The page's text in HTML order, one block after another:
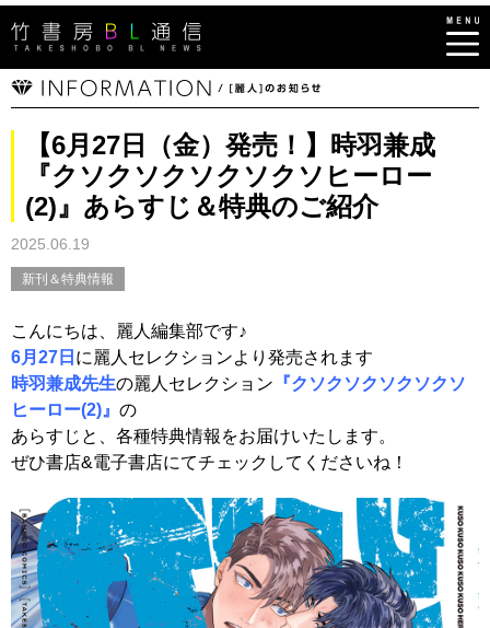
【6月27日（金）発売！】時羽兼成
『クソクソクソクソクソヒーロー
(2)』あらすじ＆特典のご紹介
2025.06.19
新刊＆特典情報
こんにちは、麗人編集部です♪
6月27日 に麗人セレクションより発売されます
時羽兼成先生の麗人セレクション 『クソクソクソクソクソ
ヒーロー(2)』 の
あらすじと、各種特典情報をお届けいたします。
ぜひ書店&電子書店にてチェックしてくださいね！